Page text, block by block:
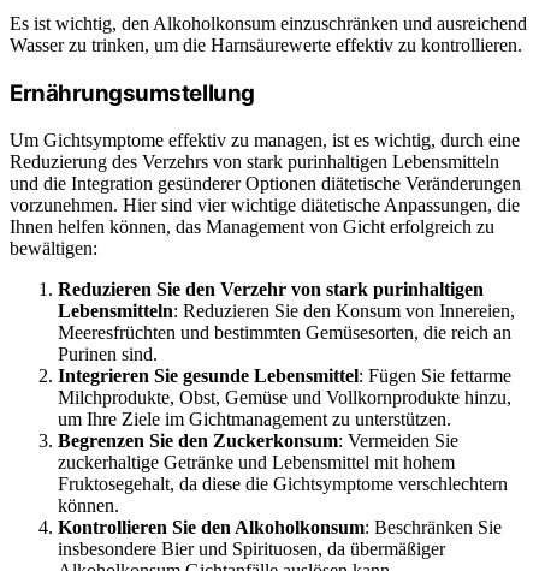
Es ist wichtig, den Alkoholkonsum einzuschränken und ausreichend
Wasser zu trinken, um die Harnsäurewerte effektiv zu kontrollieren.
Ernährungsumstellung
Um Gichtsymptome effektiv zu managen, ist es wichtig, durch eine
Reduzierung des Verzehrs von stark purinhaltigen Lebensmitteln
und die Integration gesünderer Optionen diätetische Veränderungen
vorzunehmen. Hier sind vier wichtige diätetische Anpassungen, die
Ihnen helfen können, das Management von Gicht erfolgreich zu
bewältigen:
Reduzieren Sie den Verzehr von stark purinhaltigen
Lebensmitteln: Reduzieren Sie den Konsum von Innereien,
Meeresfrüchten und bestimmten Gemüsesorten, die reich an
Purinen sind.
Integrieren Sie gesunde Lebensmittel: Fügen Sie fettarme
Milchprodukte, Obst, Gemüse und Vollkornprodukte hinzu,
um Ihre Ziele im Gichtmanagement zu unterstützen.
Begrenzen Sie den Zuckerkonsum: Vermeiden Sie
zuckerhaltige Getränke und Lebensmittel mit hohem
Fruktosegehalt, da diese die Gichtsymptome verschlechtern
können.
Kontrollieren Sie den Alkoholkonsum: Beschränken Sie
insbesondere Bier und Spirituosen, da übermäßiger